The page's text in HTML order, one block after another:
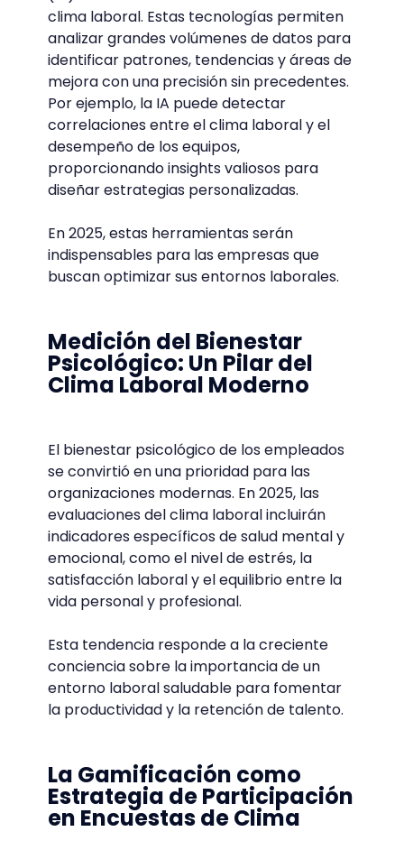
clima laboral. Estas tecnologías permiten
analizar grandes volúmenes de datos para
identificar patrones, tendencias y áreas de
mejora con una precisión sin precedentes.
Por ejemplo, la IA puede detectar
correlaciones entre el clima laboral y el
desempeño de los equipos,
proporcionando insights valiosos para
diseñar estrategias personalizadas.
En 2025, estas herramientas serán
indispensables para las empresas que
buscan optimizar sus entornos laborales.
Medición del Bienestar
Psicológico: Un Pilar del
Clima Laboral Moderno
El bienestar psicológico de los empleados
se convirtió en una prioridad para las
organizaciones modernas. En 2025, las
evaluaciones del clima laboral incluirán
indicadores específicos de salud mental y
emocional, como el nivel de estrés, la
satisfacción laboral y el equilibrio entre la
vida personal y profesional.
Esta tendencia responde a la creciente
conciencia sobre la importancia de un
entorno laboral saludable para fomentar
la productividad y la retención de talento.
La Gamificación como
Estrategia de Participación
en Encuestas de Clima